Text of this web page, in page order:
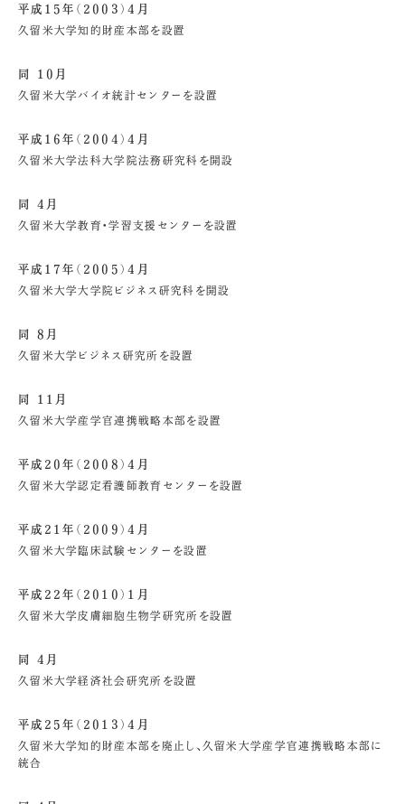
平成15年（2003）4月
久留米大学知的財産本部を設置
同 10月
久留米大学バイオ統計センターを設置
平成16年（2004）4月
久留米大学法科大学院法務研究科を開設
同 4月
久留米大学教育・学習支援センターを設置
平成17年（2005）4月
久留米大学大学院ビジネス研究科を開設
同 8月
久留米大学ビジネス研究所を設置
同 11月
久留米大学産学官連携戦略本部を設置
平成20年（2008）4月
久留米大学認定看護師教育センターを設置
平成21年（2009）4月
久留米大学臨床試験センターを設置
平成22年（2010）1月
久留米大学皮膚細胞生物学研究所を設置
同 4月
久留米大学経済社会研究所を設置
平成25年（2013）4月
久留米大学知的財産本部を廃止し、久留米大学産学官連携戦略本部に
統合